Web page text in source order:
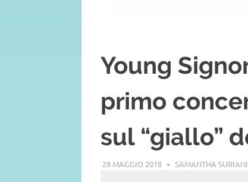
Young
primo
sul “giallo”
28 MAGGIO 2018 SAMANTHA